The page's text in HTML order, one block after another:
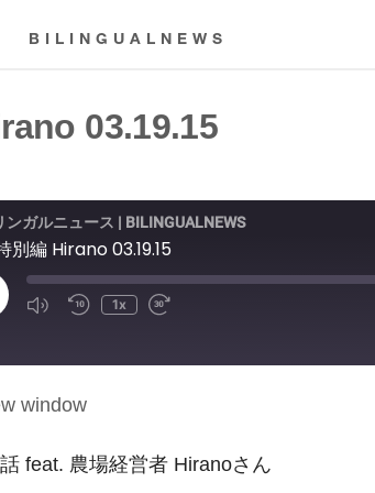
BILINGUALNEWS
03.19.15
ンガルニュース | BILINGUALNEWS
別編 Hirano 03.19.15
1x
window
feat. 農場経営者 Hiranoさん